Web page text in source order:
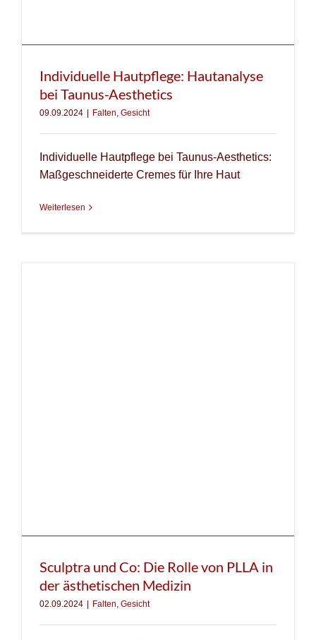
Individuelle Hautpflege: Hautanalyse
bei Taunus-Aesthetics
09.09.2024 Falten, Gesicht
Individuelle Hautpflege bei Taunus-Aesthetics:
Maßgeschneiderte Cremes für Ihre Haut
Weiterlesen
Sculptra und Co: Die Rolle von PLLA in
der ästhetischen Medizin
02.09.2024 Falten, Gesicht